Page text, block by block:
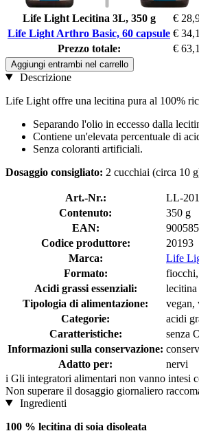
Life Light Lecitina 3L, 350 g €
Life Light Arthro Basic, 60 capsule €
Prezzo totale:
€
Aggiungi entrambi nel carrello
Descrizione
Life Light offre una lecitina pura al 100%
Separando l'olio in eccesso dalla
Contiene un'elevata percentuale di
Senza coloranti artificiali.
Dosaggio consigliato: 2 cucchiai (circa 10
Art.-Nr.:
LL-
Contenuto:
350 g
EAN:
Codice produttore:
20193
Marca:
Life
Formato:
Acidi grassi essenziali:
lecitina
Tipologia di alimentazione:
vegan,
Categorie:
acidi
Caratteristiche:
senza
Informazioni sulla conservazione:
Adatto per:
nervi
i Gli integratori alimentari non vanno intesi
Non superare il dosaggio giornaliero
Ingredienti
100 % lecitina di soia disoleata